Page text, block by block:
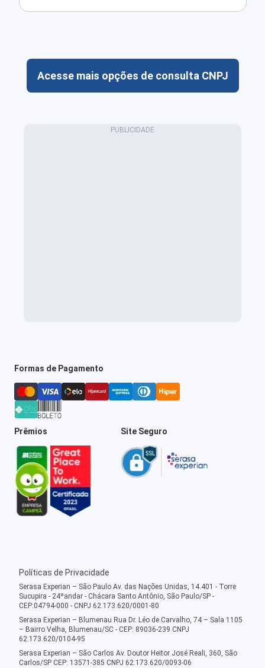
Acesse mais opções de consulta CNPJ
Formas de Pagamento
Prêmios Site Seguro
Políticas de Privacidade
Serasa Experian – São Paulo Av. das Nações Unidas, 14.401 - Torre
Sucupira - 24ºandar - Chácara Santo Antônio, São Paulo/SP -
CEP:04794-000 - CNPJ 62.173.620/0001-80
Serasa Experian – Blumenau Rua Dr. Léo de Carvalho, 74 – Sala 1105
– Bairro Velha, Blumenau/SC - CEP: 89036-239 CNPJ
62.173.620/0104-95
Serasa Experian – São Carlos Av. Doutor Heitor José Reali, 360, São
Carlos/SP CEP: 13571-385 CNPJ 62.173.620/0093-06